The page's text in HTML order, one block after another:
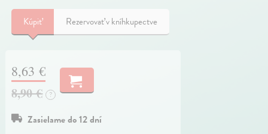
Kúpiť Rezervovať v kníhkupectve
8,63 €
8,90 €
?
Zasielame do 12 dní